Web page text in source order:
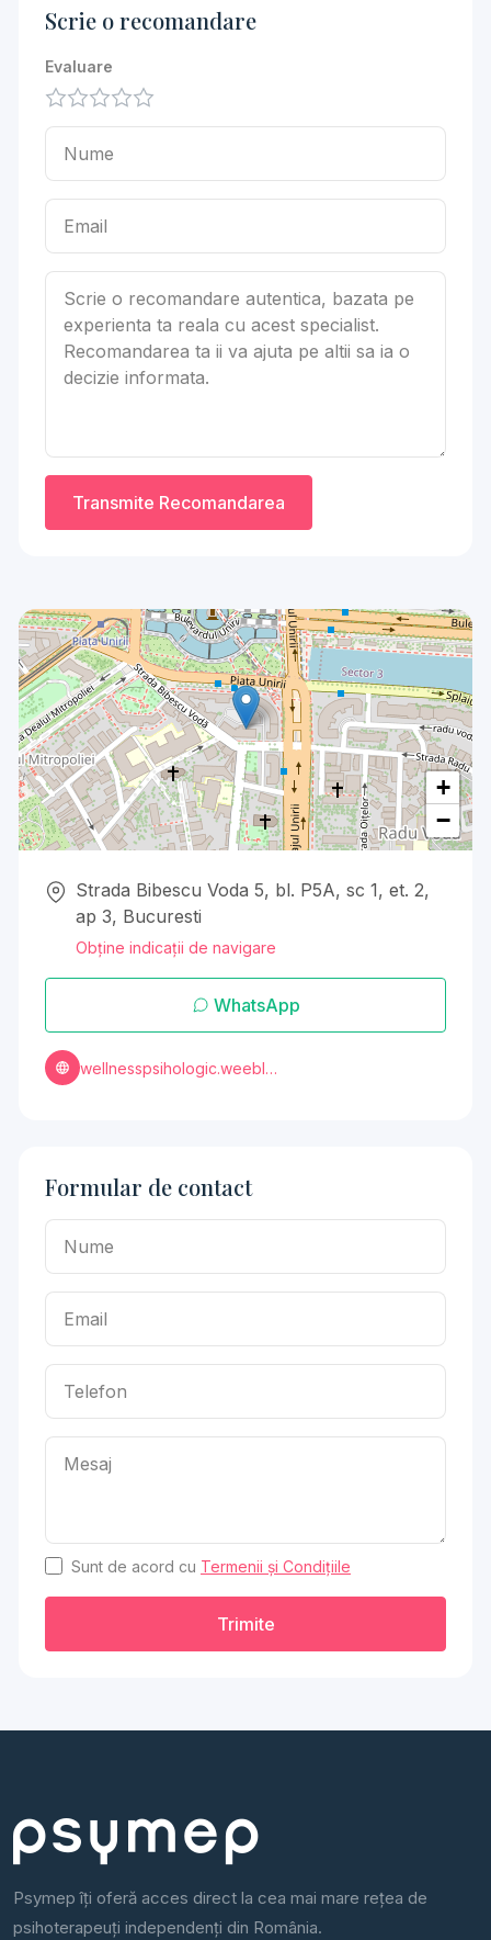
Scrie o recomandare
Evaluare
Transmite Recomandarea
+
−
Strada Bibescu Voda 5, bl. P5A, sc 1, et. 2,
ap 3, Bucuresti
Obține indicații de navigare
WhatsApp
wellnesspsihologic.weebly.com/contact.html
Formular de contact
Sunt de acord cu Termenii și Condițiile
Trimite
Psymep îți oferă acces direct la cea mai mare rețea de
psihoterapeuți independenți din România.